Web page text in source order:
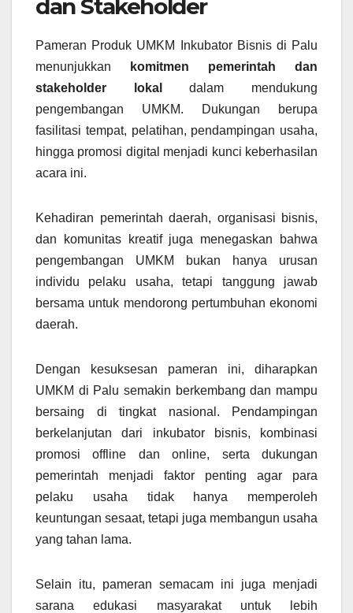
dan Stakeholder
Pameran Produk UMKM Inkubator Bisnis di Palu
menunjukkan
komitmen pemerintah dan
stakeholder lokal
dalam mendukung
pengembangan UMKM. Dukungan berupa
fasilitasi tempat, pelatihan, pendampingan usaha,
hingga promosi digital menjadi kunci keberhasilan
acara ini.
Kehadiran pemerintah daerah, organisasi bisnis,
dan komunitas kreatif juga menegaskan bahwa
pengembangan UMKM bukan hanya urusan
individu pelaku usaha, tetapi tanggung jawab
bersama untuk mendorong pertumbuhan ekonomi
daerah.
Dengan kesuksesan pameran ini, diharapkan
UMKM di Palu semakin berkembang dan mampu
bersaing di tingkat nasional. Pendampingan
berkelanjutan dari inkubator bisnis, kombinasi
promosi offline dan online, serta dukungan
pemerintah menjadi faktor penting agar para
pelaku usaha tidak hanya memperoleh
keuntungan sesaat, tetapi juga membangun usaha
yang tahan lama.
Selain itu, pameran semacam ini juga menjadi
sarana edukasi masyarakat untuk lebih